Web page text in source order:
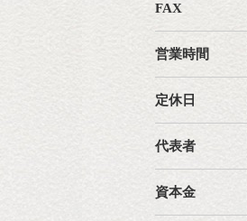
FAX
営業時間
定休日
代表者
資本金